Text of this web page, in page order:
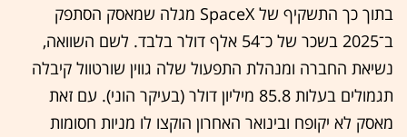
בתוך כך התשקיף של SpaceX מגלה שמאסק הסתפק
ב־2025 בשכר של כ־54 אלף דולר בלבד. לשם השוואה,
נשיאת החברה ומנהלת התפעול שלה גווין שורטוול קיבלה
תגמולים בעלות 85.8 מיליון דולר (בעיקר הוני). עם זאת
מאסק לא יקופח ובינואר האחרון הוקצו לו מניות חסומות